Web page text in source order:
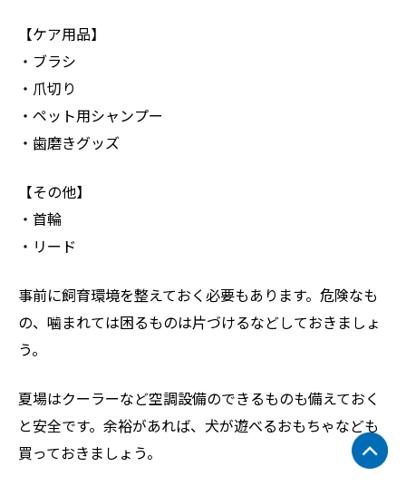
【ケア用品】
・ブラシ
・爪切り
・ペット用シャンプー
・歯磨きグッズ
【その他】
・首輪
・リード
事前に飼育環境を整えておく必要もあります。危険なも
の、噛まれては困るものは片づけるなどしておきましょ
う。
夏場はクーラーなど空調設備のできるものも備えておく
と安全です。余裕があれば、犬が遊べるおもちゃなども
買っておきましょう。